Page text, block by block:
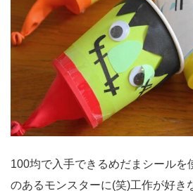
100均で入手できるめだまシールを
のあるモンスターに(笑)工作が好き